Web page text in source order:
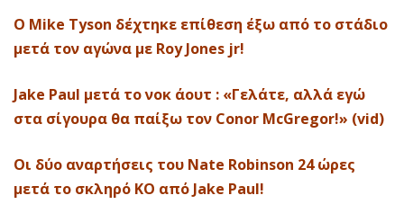
O Mike Tyson δέχτηκε επίθεση έξω από το στάδιο
μετά τον αγώνα με Roy Jones jr!
Jake Paul μετά το νοκ άουτ : «Γελάτε, αλλά εγώ
στα σίγουρα θα παίξω τον Conor McGregor!» (vid)
Οι δύο αναρτήσεις του Nate Robinson 24 ώρες
μετά το σκληρό ΚΟ από Jake Paul!